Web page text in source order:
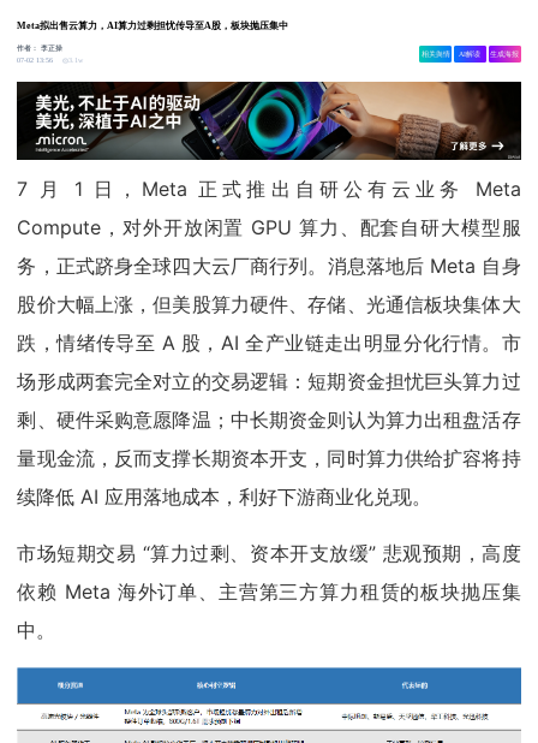
Meta拟出售云算力，AI算力过剩担忧传导至A股，板块抛压集中
作者：李正操
07-02 13:56
3.1w
相关舆情 AI解读 生成海报
7 月 1 日，Meta 正式推出自研公有云业务 Meta
Compute，对外开放闲置 GPU 算力、配套自研大模型服
务，正式跻身全球四大云厂商行列。消息落地后 Meta 自身
股价大幅上涨，但美股算力硬件、存储、光通信板块集体大
跌，情绪传导至 A 股，AI 全产业链走出明显分化行情。市
场形成两套完全对立的交易逻辑：短期资金担忧巨头算力过
剩、硬件采购意愿降温；中长期资金则认为算力出租盘活存
量现金流，反而支撑长期资本开支，同时算力供给扩容将持
续降低 AI 应用落地成本，利好下游商业化兑现。
市场短期交易 “算力过剩、资本开支放缓” 悲观预期，高度
依赖 Meta 海外订单、主营第三方算力租赁的板块抛压集
中。